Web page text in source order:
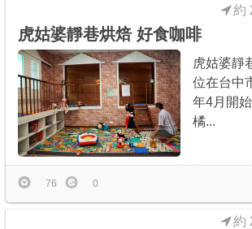
虎姑婆靜巷烘焙 好食咖啡
約
虎姑婆靜
位在台中
年4月開
橘...
76 0
約